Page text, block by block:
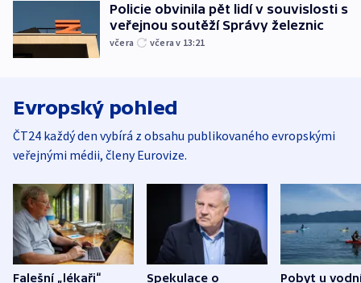
Policie obvinila pět lidí v souvislosti s
veřejnou soutěží Správy železnic
včera včera v 13:21
Evropský pohled
ČT24 každý den vybírá z obsahu publikovaného evropskými
veřejnými médii, členy Eurovize.
Falešní „lékaři“
Spekulace o
Pobyt u